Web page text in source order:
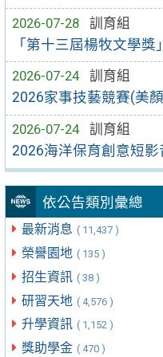
2026-07-28
訓育組
「第十三屆楊牧文學獎
2026-07-24
訓育組
2026家事技藝競賽(美
2026-07-24
訓育組
2026海洋保育創意短影
依公告類別彙總
最新消息 ( 11,437 )
榮譽園地 ( 135 )
招生資訊 ( 38 )
研習天地 ( 4,576 )
升學資訊 ( 1,152 )
獎助學金 ( 470 )